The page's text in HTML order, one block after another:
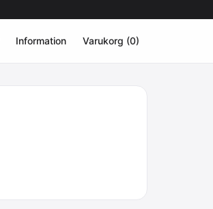
Information Varukorg (0)